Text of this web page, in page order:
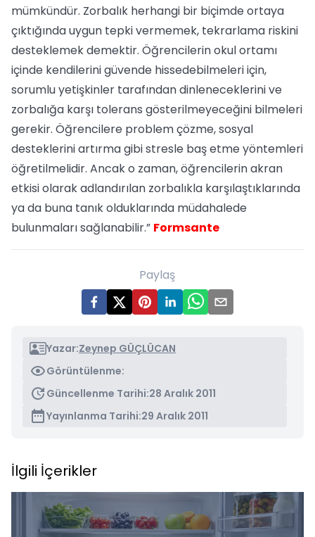
mümkündür. Zorbalık herhangi bir biçimde ortaya
çıktığında uygun tepki vermemek, tekrarlama riskini
desteklemek demektir. Öğrencilerin okul ortamı
içinde kendilerini güvende hissedebilmeleri için,
sorumlu yetişkinler tarafından dinleneceklerini ve
zorbalığa karşı tolerans gösterilmeyeceğini bilmeleri
gerekir. Öğrencilere problem çözme, sosyal
desteklerini artırma gibi stresle baş etme yöntemleri
öğretilmelidir. Ancak o zaman, öğrencilerin akran
etkisi olarak adlandırılan zorbalıkla karşılaştıklarında
ya da buna tanık olduklarında müdahalede
bulunmaları sağlanabilir.” Formsante
Paylaş
Yazar:Zeynep GÜÇLÜCAN
Görüntülenme:
Güncellenme Tarihi:28 Aralık 2011
Yayınlanma Tarihi:29 Aralık 2011
İlgili İçerikler